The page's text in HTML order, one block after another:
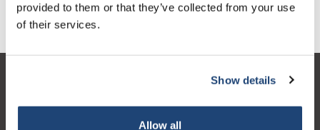
provided to them or that they’ve collected from your use
of their services.
Show details
Allow all
Informatie